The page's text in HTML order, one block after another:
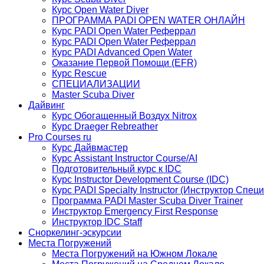
Курс Open Water Diver
ПРОГРАММА PADI OPEN WATER ОНЛАЙН
Курс PADI Open Water Реферрал
Курс PADI Open Water Реферрал
Курс PADI Advanced Open Water
Оказание Первой Помощи (EFR)
Курс Rescue
СПЕЦИАЛИЗАЦИИ
Master Scuba Diver
Дайвинг
Курс Обогащенный Воздух Nitrox
Курс Draеger Rebreather
Pro Courses ru
Курс Дайвмастер
Курс Assistant Instructor Course/AI
Подготовительный курс к IDC
Курс Instructor Development Course (IDC)
Курс PADI Specialty Instructor (Инструктор
Программа PADI Master Scuba Diver Trainer
Инструктор Emergency First Response
Инструктор IDC Staff
Сноркелинг-эскурсии
Места Погружений
Места Погружений на Южном Локале